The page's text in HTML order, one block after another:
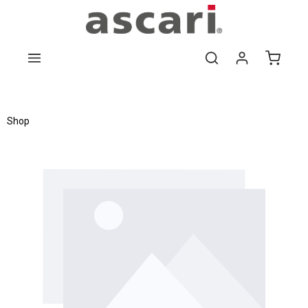
Zum Hauptinhalt springen
Shop